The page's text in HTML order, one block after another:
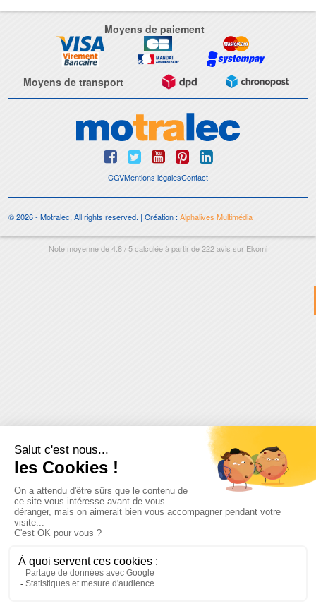
Moyens de paiement
Moyens de transport
CGVMentions légalesContact
© 2026 - Motralec, All rights reserved. | Création :Alphalives Multimédia
Note moyenne de4.8/5calculée à partir de222avis sur Ekomi